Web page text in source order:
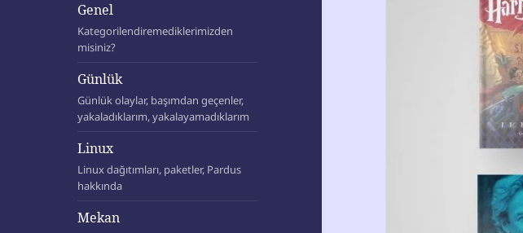
Genel
Kategorilendiremediklerimizden
misiniz?
Günlük
Günlük olaylar, başımdan geçenler,
yakaladıklarım, yakalayamadıklarım
Linux
Linux dağıtımları, paketler, Pardus
hakkında
Mekan